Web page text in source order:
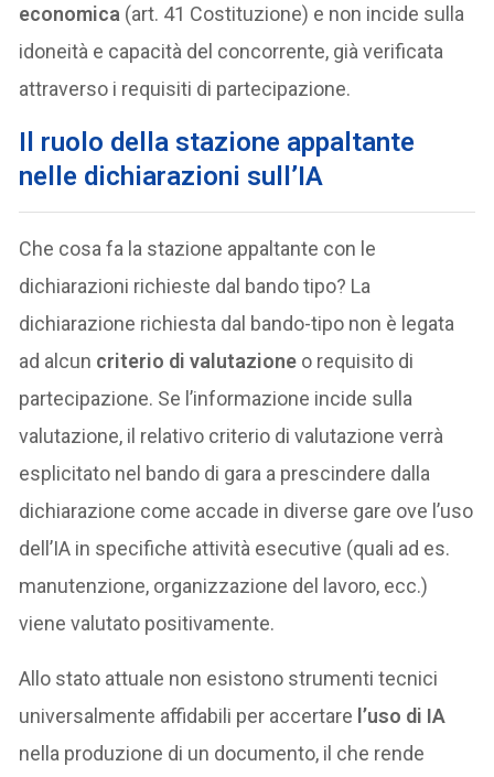
economica (art. 41 Costituzione) e non incide sulla
idoneità e capacità del concorrente, già verificata
attraverso i requisiti di partecipazione.
Il ruolo della stazione appaltante
nelle dichiarazioni sull’IA
Che cosa fa la stazione appaltante con le
dichiarazioni richieste dal bando tipo? La
dichiarazione richiesta dal bando-tipo non è legata
ad alcun criterio di valutazione o requisito di
partecipazione. Se l’informazione incide sulla
valutazione, il relativo criterio di valutazione verrà
esplicitato nel bando di gara a prescindere dalla
dichiarazione come accade in diverse gare ove l’uso
dell’IA in specifiche attività esecutive (quali ad es.
manutenzione, organizzazione del lavoro, ecc.)
viene valutato positivamente.
Allo stato attuale non esistono strumenti tecnici
universalmente affidabili per accertare l’uso di IA
nella produzione di un documento, il che rende